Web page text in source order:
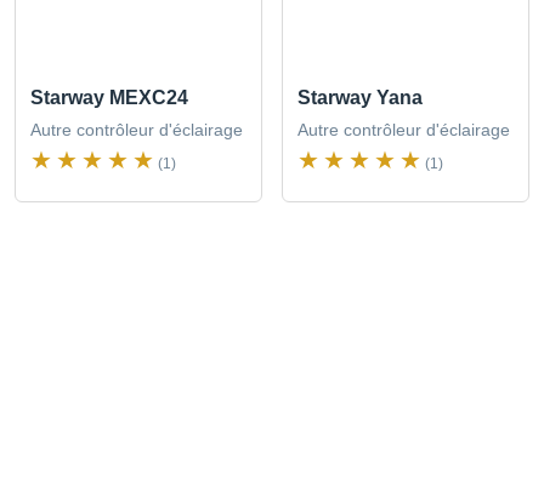
Starway MEXC24
Autre contrôleur d'éclairage
(1)
Starway Yana
Autre contrôleur d'éclairage
(1)